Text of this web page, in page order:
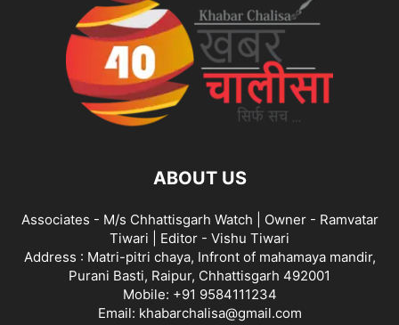
ABOUT US
Associates - M/s Chhattisgarh Watch | Owner - Ramvatar
Tiwari | Editor - Vishu Tiwari
Address : Matri-pitri chaya, Infront of mahamaya mandir,
Purani Basti, Raipur, Chhattisgarh 492001
Mobile: +91 9584111234
Email: khabarchalisa@gmail.com